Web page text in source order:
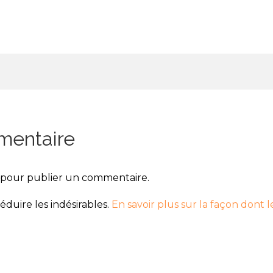
publier un commentaire.
les indésirables. En savoir plus sur la façon dont